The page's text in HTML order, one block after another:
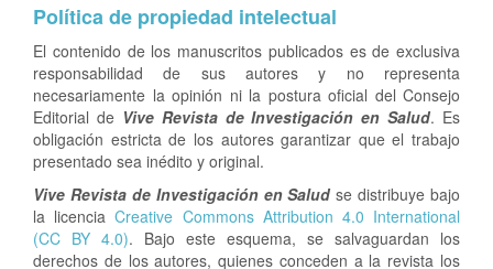
Política de propiedad intelectual
El contenido de los manuscritos publicados es de exclusiva
responsabilidad de sus autores y no representa
necesariamente la opinión ni la postura oficial del Consejo
Editorial de Vive Revista de Investigación en Salud. Es
obligación estricta de los autores garantizar que el trabajo
presentado sea inédito y original.
Vive Revista de Investigación en Salud se distribuye bajo
la licenciaCreative Commons Attribution 4.0 International
(CC BY 4.0). Bajo este esquema, se salvaguardan los
derechos de los autores, quienes conceden a la revista los